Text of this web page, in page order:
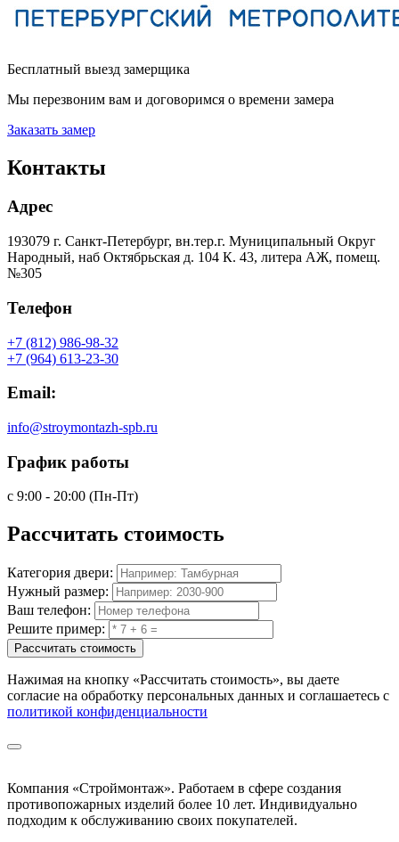
Бесплатный выезд замерщика
Мы перезвоним вам и договоримся о времени замера
Заказать замер
Контакты
Адрес
193079 г. Санкт-Петербург, вн.тер.г. Муниципальный Округ
Народный, наб Октябрьская д. 104 К. 43, литера АЖ, помещ.
№305
Телефон
+7 (812) 986-98-32
+7 (964) 613-23-30
Email:
info@stroymontazh-spb.ru
График работы
с 9:00 - 20:00 (Пн-Пт)
Рассчитать стоимость
Категория двери:
Нужный размер:
Ваш телефон:
Решите пример:
Рассчитать стоимость
Нажимая на кнопку «Рассчитать стоимость», вы даете
согласие на обработку персональных данных и соглашаетесь с
политикой конфиденциальности
Компания «Строймонтаж». Работаем в сфере создания
противопожарных изделий более 10 лет. Индивидуально
подходим к обслуживанию своих покупателей.